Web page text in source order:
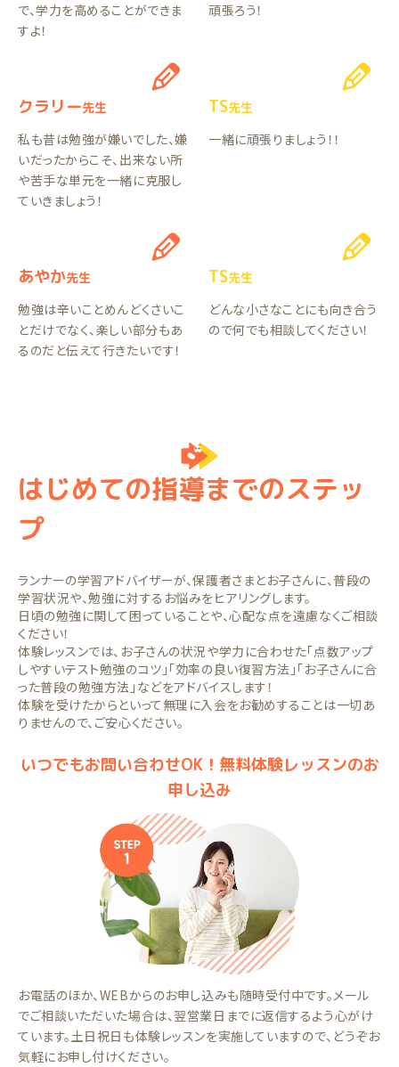
で、学力を高めることができま
すよ！
頑張ろう！
クラリー先生
私も昔は勉強が嫌いでした、嫌
いだったからこそ、出来ない所
や苦手な単元を一緒に克服し
ていきましょう！
TS先生
一緒に頑張りましょう！！
あやか先生
勉強は辛いことめんどくさいこ
とだけでなく、楽しい部分もあ
るのだと伝えて行きたいです！
TS先生
どんな小さなことにも向き合う
ので何でも相談してください！
はじめての指導までのステッ
プ
ランナーの学習アドバイザーが、保護者さまとお子さんに、普段の
学習状況や、勉強に対するお悩みをヒアリングします。
日頃の勉強に関して困っていることや、心配な点を遠慮なくご相談
ください！
体験レッスンでは、お子さんの状況や学力に合わせた「点数アップ
しやすいテスト勉強のコツ」「効率の良い復習方法」「お子さんに合
った普段の勉強方法」などをアドバイスします！
体験を受けたからといって無理に入会をお勧めすることは一切あ
りませんので、ご安心ください。
いつでもお問い合わせOK！無料体験レッスンのお
申し込み
お電話のほか、WEBからのお申し込みも随時受付中です。メール
でご相談いただいた場合は、翌営業日までに返信するよう心がけ
ています。土日祝日も体験レッスンを実施していますので、どうぞお
気軽にお申し付けください。